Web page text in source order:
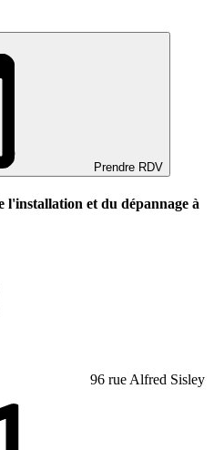
Prendre RDV
l'installation et du dépannage à
96 rue Alfred Sisley